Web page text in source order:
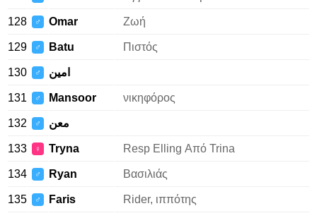
128 ♂ Omar Ζωή
129 ♂ Batu Πιστός
130 ♂ امين
131 ♂ Mansoor νικηφόρος
132 ♂ معن
133 ♀ Tryna Resp Elling Από Trina
134 ♂ Ryan Βασιλιάς
135 ♂ Faris Rider, ιππότης